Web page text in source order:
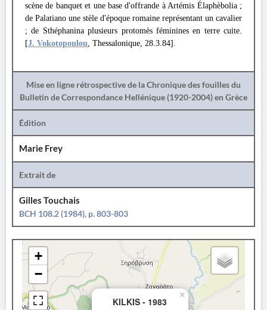
scène de banquet et une base d'offrande à Artémis Élaphèbolia ;
de Palatiano une stèle d'époque romaine représentant un cavalier
; de Sthéphanina plusieurs protomès féminines en terre cuite.
[J. Vokotopoulou, Thessalonique, 28.3.84].
Mise en ligne rétrospective de la Chronique des fouilles du
Bulletin de Correspondance Hellénique (1920-2004) en Grèce
Édition
Marie Frey
Extrait de
Gilles Touchais
BCH 108.2 (1984), p. 803-803
KILKIS - 1983
×
+
−